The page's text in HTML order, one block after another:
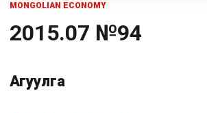
MONGOLIAN ECONOMY
2015.07 №94
Агуулга